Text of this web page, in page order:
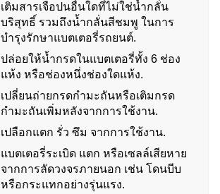
เติมสารเจือปนอื่นใดที่ไม่ใช่น้ำกลั่น
บริสุทธิ์ รวมถึงน้ำกลั่นสีชมพู ในการ
บำรุงรักษาแบตเตอรี่รถยนต์.
ปล่อยให้น้ำกรดในแบตเตอรี่ทั้ง 6 ช่อง
แห้ง หรือช่องหนึ่งช่องใดแห้ง.
เปลี่ยนถ่ายกรดกำมะถันหรือเติมกรด
กำมะถันเพิ่มหลังจากการใช้งาน.
เปลือกแตก รั่ว ซึม จากการใช้งาน.
แบตเตอรี่ระเบิด แตก หรือเซลล์เสียหาย
จากการลัดวงจรภายนอก เช่น โดนบีบ
หรือกระแทกอย่างรุ่นแรง.